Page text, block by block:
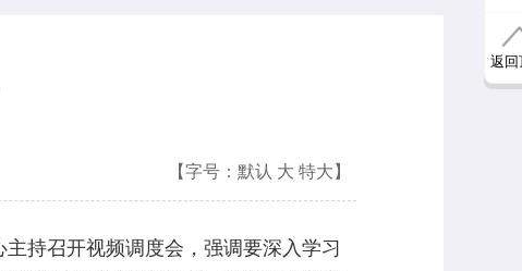
【字号： 默认 大 特大 】
持召开视频调度会，强调要深入学习
返回